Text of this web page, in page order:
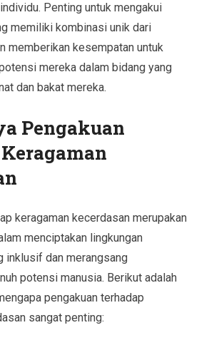
Penting untuk mengakui
memiliki kombinasi unik dari
memberikan kesempatan untuk
mereka dalam bidang yang
dan bakat mereka.
Pengakuan
keragaman kecerdasan merupakan
menciptakan lingkungan
inklusif dan merangsang
potensi manusia. Berikut adalah
pengakuan terhadap
sangat penting: